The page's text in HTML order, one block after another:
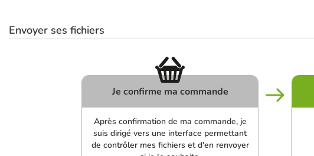
Envoyer ses fichiers
Je confirme ma commande
Après confirmation de ma commande, je
suis dirigé vers une interface permettant
de contrôler mes fichiers et d'en renvoyer